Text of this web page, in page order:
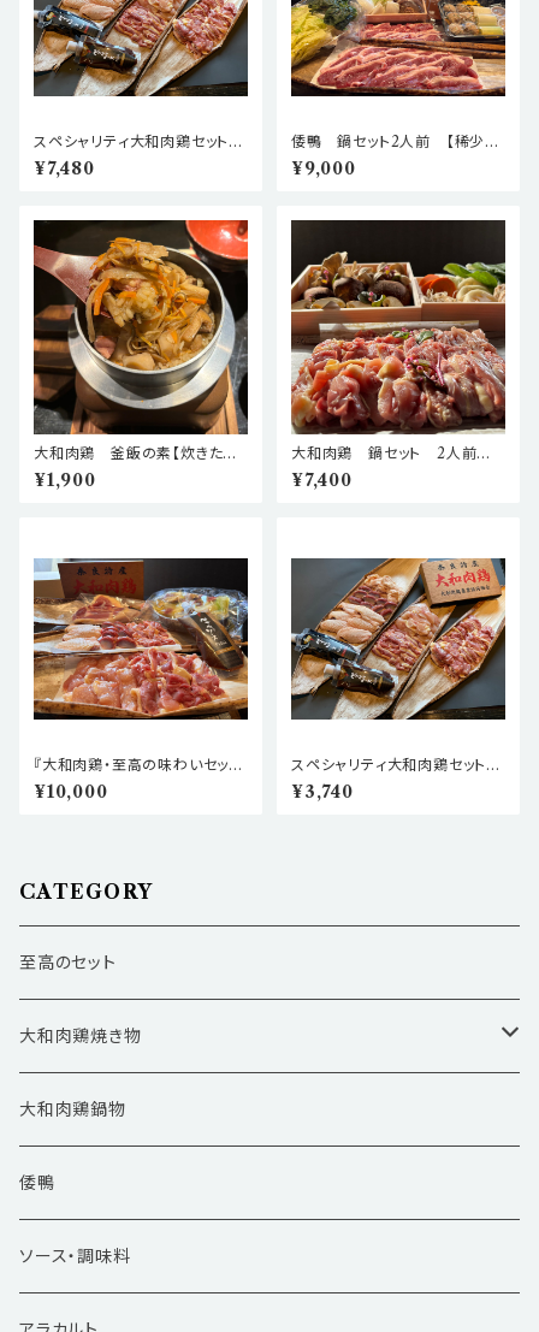
スペシャリティ大和肉鶏セット
2人前 【本格地鶏をキャンプ•B
BQ•ご自宅で！】
¥7,480
倭鴨 鍋セット2人前 【稀少な
倭鴨と大和肉鶏からとったお出
汁の贅沢な鴨鍋セットです】
¥9,000
大和肉鶏 釜飯の素【炊きたて
の旨味をお家で】
¥1,900
大和肉鶏 鍋セット 2人前
【じっくり味わう、大和肉鶏の極
上鍋セットを！】
¥7,400
『大和肉鶏・至高の味わいセッ
ト』〜大和肉鶏を余す事なく味わ
う、至福のアウトドア〜
¥10,000
スペシャリティ大和肉鶏セット
１人前➕贅沢セレクト【本格地鶏
をキャンプ•BBQ•ご自宅で！】
¥3,740
CATEGORY
至高のセット
大和肉鶏焼き物
バーベキュー
ギフト
大和肉鶏鍋物
倭鴨
ソース・調味料